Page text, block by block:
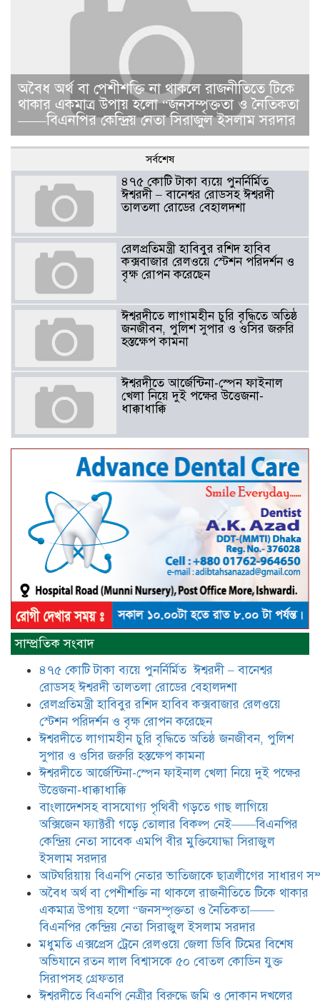
​​অবৈধ অর্থ বা পেশীশক্তি না থাকলে রাজনীতিতে টিকে
থাকার একমাত্র উপায় হলো “জনসম্পৃক্ততা ও নৈতিকতা
——বিএনপির কেন্দ্রিয় নেতা সিরাজুল ইসলাম সরদার
সর্বশেষ
৪৭৫ কোটি টাকা ব্যয়ে পুনর্নির্মিত
ঈশ্বরদী – বানেশ্বর রোডসহ ঈশ্বরদী
তালতলা রোডের বেহালদশা
রেলপ্রতিমন্ত্রী হাবিবুর রশিদ হাবিব
কক্সবাজার রেলওয়ে স্টেশন পরিদর্শন ও
বৃক্ষ রোপন করেছেন
ঈশ্বরদীতে লাগামহীন চুরি বৃদ্ধিতে অতিষ্ঠ
জনজীবন, পুলিশ সুপার ও ওসির জরুরি
হস্তক্ষেপ কামনা ​
ঈশ্বরদীতে আর্জেন্টিনা-স্পেন ফাইনাল
খেলা নিয়ে দুই পক্ষের উত্তেজনা-
ধাক্কাধাক্কি
বাংলাদেশসহ বাসযোগ্য পৃথিবী গড়তে
গাছ লাগিয়ে অক্সিজেন ফ্যাক্টরী গড়ে
তোলার বিকল্প নেই——বিএনপির
কেন্দ্রিয় নেতা সাবেক এমপি বীর
মুক্তিযোদ্ধা সিরাজুল ইসলাম সরদার
আটঘরিয়ায় বিএনপি নেতার ভাতিজাকে ছাত্রলীগের সাধারণ
​​অবৈধ অর্থ বা পেশীশক্তি না থাকলে
রাজনীতিতে টিকে থাকার একমাত্র উপায়
বিএনপির কেন্দ্রিয় নেতা সিরাজুল ইসলাম
সরদার
মধুমতি এক্সপ্রেস ট্রেনে রেলওয়ে জেলা
ডিবি টিমের বিশেষ অভিযানে রতন লাল
বিশ্বাসকে ৫০ বোতল কোডিন যুক্ত
সিরাপসহ গ্রেফতার
ঈশ্বরদীতে বিএনপি নেত্রীর বিরুদ্ধে জমি ও
দোকান দখলের চেষ্টার অভিযোগে সংবাদ
সম্মেলন
যে ঐক্যের মাধ্যমে ১৯৯১ সালে
বিএনপির সকলস্তরের নেতাকর্মীরা ভঙ্গুর
দলকে প্রতিষ্ঠা এবং নির্বাচন করে
স্বৈরাচারী শেখ হাসিনাকে অপসারণ
করেছিল সেই ঐক্যকেই সুদৃঢ় করার
আহবান জানিয়েছেন—- বিএনপির কেন্দ্রিয় নির্বাহী কমিটির নেতা,
সাবেক এমপি বীর মুক্তিযোদ্ধা সিরাজুল ইসলাম সরদার
সাম্প্রতিক সংবাদ
৪৭৫ কোটি টাকা ব্যয়ে পুনর্নির্মিত ঈশ্বরদী – বানেশ্বর
রোডসহ ঈশ্বরদী তালতলা রোডের বেহালদশা
রেলপ্রতিমন্ত্রী হাবিবুর রশিদ হাবিব কক্সবাজার রেলওয়ে
স্টেশন পরিদর্শন ও বৃক্ষ রোপন করেছেন
ঈশ্বরদীতে লাগামহীন চুরি বৃদ্ধিতে অতিষ্ঠ জনজীবন, পুলিশ
সুপার ও ওসির জরুরি হস্তক্ষেপ কামনা ​
ঈশ্বরদীতে আর্জেন্টিনা-স্পেন ফাইনাল খেলা নিয়ে দুই পক্ষের
উত্তেজনা-ধাক্কাধাক্কি
বাংলাদেশসহ বাসযোগ্য পৃথিবী গড়তে গাছ লাগিয়ে
অক্সিজেন ফ্যাক্টরী গড়ে তোলার বিকল্প নেই——বিএনপির
কেন্দ্রিয় নেতা সাবেক এমপি বীর মুক্তিযোদ্ধা সিরাজুল
ইসলাম সরদার
আটঘরিয়ায় বিএনপি নেতার ভাতিজাকে ছাত্রলীগের সাধারণ
​​অবৈধ অর্থ বা পেশীশক্তি না থাকলে রাজনীতিতে টিকে থাকার
একমাত্র উপায় হলো “জনসম্পৃক্ততা ও নৈতিকতা——
বিএনপির কেন্দ্রিয় নেতা সিরাজুল ইসলাম সরদার
মধুমতি এক্সপ্রেস ট্রেনে রেলওয়ে জেলা ডিবি টিমের বিশেষ
অভিযানে রতন লাল বিশ্বাসকে ৫০ বোতল কোডিন যুক্ত
সিরাপসহ গ্রেফতার
ঈশ্বরদীতে বিএনপি নেত্রীর বিরুদ্ধে জমি ও দোকান দখলের